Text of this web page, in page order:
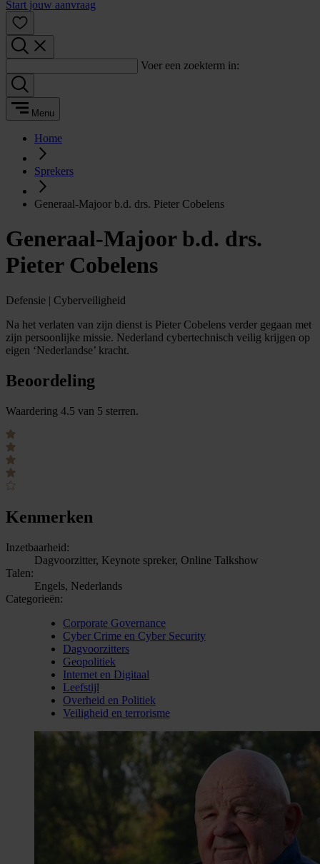
Start jouw aanvraag
Voer een zoekterm in:
Menu
Home
Sprekers
Generaal-Majoor b.d. drs. Pieter Cobelens
Generaal-Majoor b.d. drs.
Pieter Cobelens
Defensie | Cyberveiligheid
Na het verlaten van zijn dienst is Pieter Cobelens verder gegaan met
zijn persoonlijke missie. Nederland cybertechnisch veilig krijgen op
eigen ‘Nederlandse’ kracht.
Beoordeling
Waardering 4.5 van 5 sterren.
Kenmerken
Inzetbaarheid:
Dagvoorzitter, Keynote spreker, Online Talkshow
Talen:
Engels, Nederlands
Categorieën:
Corporate Governance
Cyber Crime en Cyber Security
Dagvoorzitters
Geopolitiek
Internet en Digitaal
Leefstijl
Overheid en Politiek
Veiligheid en terrorisme